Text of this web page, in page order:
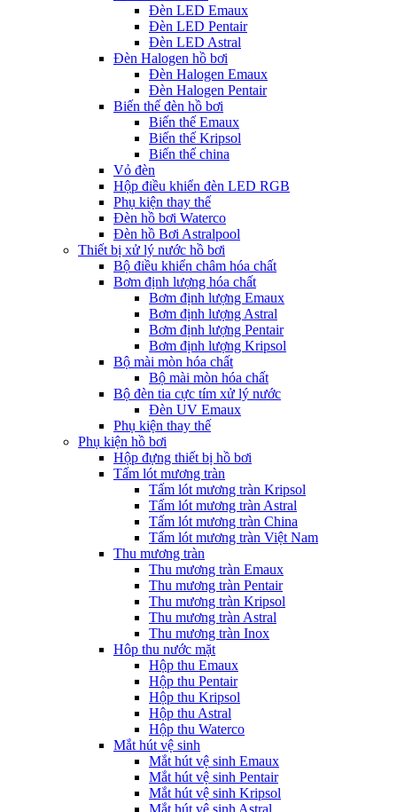
Đèn LED Emaux
Đèn LED Pentair
Đèn LED Astral
Đèn Halogen hồ bơi
Đèn Halogen Emaux
Đèn Halogen Pentair
Biến thế đèn hồ bơi
Biến thế Emaux
Biến thế Kripsol
Biến thế china
Vỏ đèn
Hộp điều khiển đèn LED RGB
Phụ kiện thay thế
Đèn hồ bơi Waterco
Đèn hồ Bơi Astralpool
Thiết bị xử lý nước hồ bơi
Bộ điều khiển châm hóa chất
Bơm định lượng hóa chất
Bơm định lượng Emaux
Bơm định lượng Astral
Bơm định lượng Pentair
Bơm định lượng Kripsol
Bộ mài mòn hóa chất
Bộ mài mòn hóa chất
Bộ đèn tia cực tím xử lý nước
Đèn UV Emaux
Phụ kiện thay thế
Phụ kiện hồ bơi
Hộp đựng thiết bị hồ bơi
Tấm lót mương tràn
Tấm lót mương tràn Kripsol
Tấm lót mương tràn Astral
Tấm lót mương tràn China
Tấm lót mương tràn Việt Nam
Thu mương tràn
Thu mương tràn Emaux
Thu mương tràn Pentair
Thu mương tràn Kripsol
Thu mương tràn Astral
Thu mương tràn Inox
Hôp thu nước mặt
Hộp thu Emaux
Hộp thu Pentair
Hộp thu Kripsol
Hộp thu Astral
Hộp thu Waterco
Mắt hút vệ sinh
Mắt hút vệ sinh Emaux
Mắt hút vệ sinh Pentair
Mắt hút vệ sinh Kripsol
Mắt hút vệ sinh Astral